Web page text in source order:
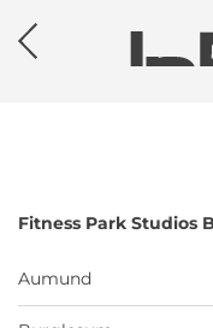
Fitness Park Studios
Aumund